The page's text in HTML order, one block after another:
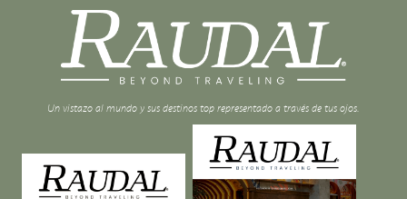
Un vistazo al mundo y sus destinos top representado a través de tus ojos.